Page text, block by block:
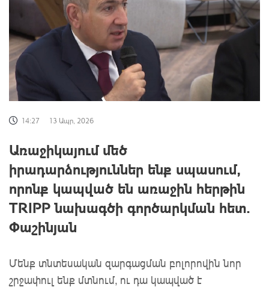
14:27 13 Ապր, 2026
Առաջիկայում մեծ
իրադարձություններ ենք սպասում,
որոնք կապված են առաջին հերթին
TRIPP նախագծի գործարկման հետ.
Փաշինյան
Մենք տնտեսական զարգացման բոլորովին նոր
շրջափուլ ենք մտնում, ու դա կապված է